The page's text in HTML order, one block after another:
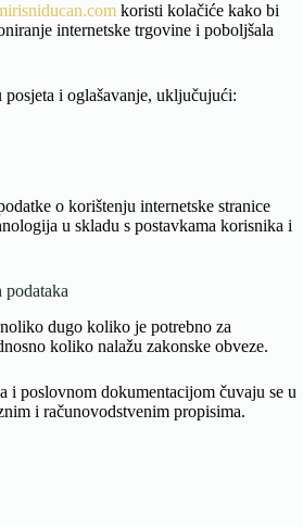
koristi kolačiće kako bi
internetske trgovine i poboljšala
i oglašavanje, uključujući:
o korištenju internetske stranice
u skladu s postavkama korisnika i
dugo koliko je potrebno za
koliko nalažu zakonske obveze.
i poslovnom dokumentacijom čuvaju se u
i računovodstvenim propisima.